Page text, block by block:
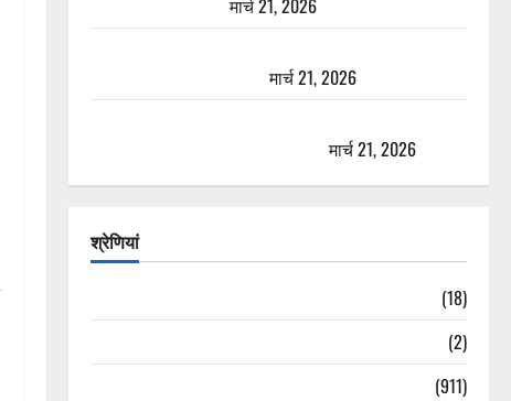
मार्च 21, 2026
मार्च 21, 2026
श्रेणियां
(18)
(2)
(911)